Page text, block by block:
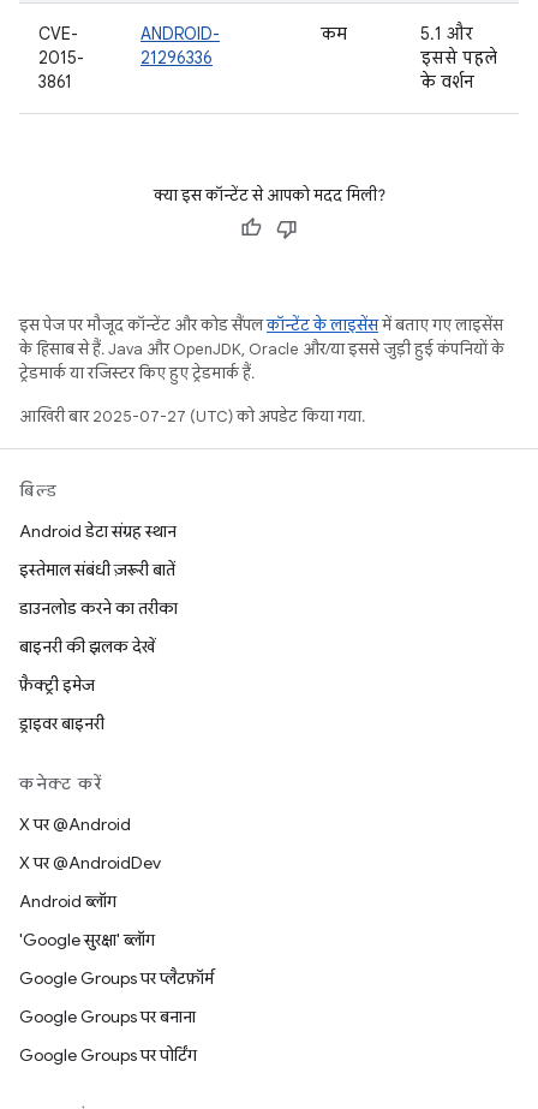
CVE-
2015-
3861
ANDROID-
21296336
कम
5.1 और
इससे पहले
के वर्शन
क्या इस कॉन्टेंट से आपको मदद मिली?
इस पेज पर मौजूद कॉन्टेंट और कोड सैंपलकॉन्टेंट के लाइसेंसमें बताए गए लाइसेंस
के हिसाब से हैं. Java और OpenJDK, Oracle और/या इससे जुड़ी हुई कंपनियों के
ट्रेडमार्क या रजिस्टर किए हुए ट्रेडमार्क हैं.
आखिरी बार 2025-07-27 (UTC) को अपडेट किया गया.
बिल्ड
Android डेटा संग्रह स्थान
इस्तेमाल संबंधी ज़रूरी बातें
डाउनलोड करने का तरीका
बाइनरी की झलक देखें
फ़ैक्ट्री इमेज
ड्राइवर बाइनरी
कनेक्ट करें
X पर @Android
X पर @AndroidDev
Android ब्लॉग
'Google सुरक्षा' ब्लॉग
Google Groups पर प्लैटफ़ॉर्म
Google Groups पर बनाना
Google Groups पर पोर्टिंग